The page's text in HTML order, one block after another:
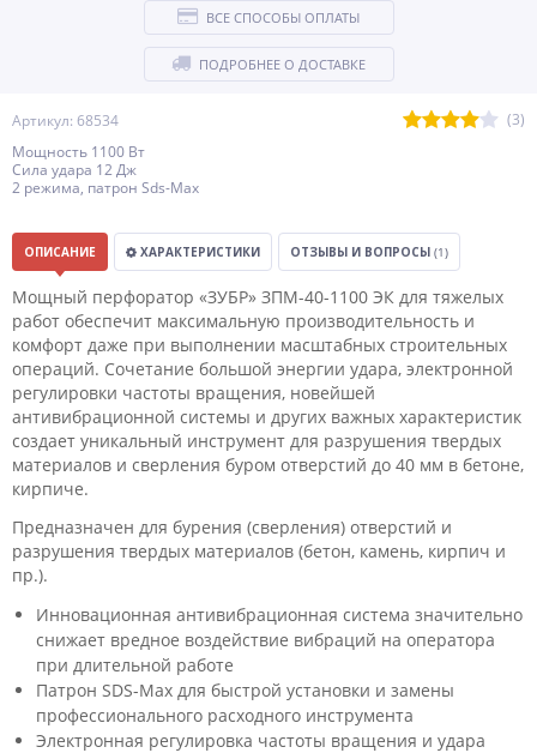
Артикул: 68534
(3)
Мощность 1100 Вт
Сила удара 12 Дж
2 режима, патрон Sds-Max
ВСЕ СПОСОБЫ ОПЛАТЫ
ПОДРОБНЕЕ О ДОСТАВКЕ
ОПИСАНИЕ ХАРАКТЕРИСТИКИ ОТЗЫВЫ И ВОПРОСЫ (1)
Мощный перфоратор «ЗУБР» ЗПМ-40-1100 ЭК для тяжелых
работ обеспечит максимальную производительность и
комфорт даже при выполнении масштабных строительных
операций. Сочетание большой энергии удара, электронной
регулировки частоты вращения, новейшей
антивибрационной системы и других важных характеристик
создает уникальный инструмент для разрушения твердых
материалов и сверления буром отверстий до 40 мм в бетоне,
кирпиче.
Предназначен для бурения (сверления) отверстий и
разрушения твердых материалов (бетон, камень, кирпич и
пр.).
Инновационная антивибрационная система значительно
снижает вредное воздействие вибраций на оператора
при длительной работе
Патрон SDS-Max для быстрой установки и замены
профессионального расходного инструмента
Электронная регулировка частоты вращения и удара